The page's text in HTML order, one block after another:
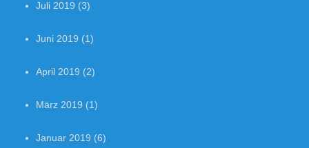
Juli 2019 (3)
Juni 2019 (1)
April 2019 (2)
März 2019 (1)
Januar 2019 (6)